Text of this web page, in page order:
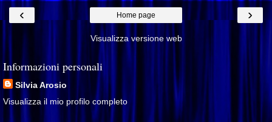
‹ ›
Home page
Visualizza versione web
Informazioni personali
Silvia Arosio
Visualizza il mio profilo completo